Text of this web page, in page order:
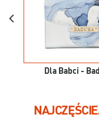
Dla Babci -